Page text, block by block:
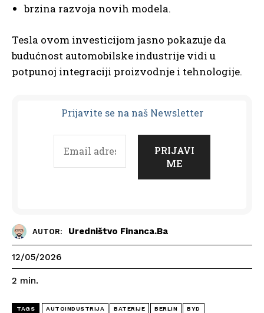
brzina razvoja novih modela.
Tesla ovom investicijom jasno pokazuje da
budućnost automobilske industrije vidi u
potpunoj integraciji proizvodnje i tehnologije.
Prijavite se na naš Newsletter
AUTOR: Uredništvo Financa.ba
12/05/2026
2 min.
TAGS AUTOINDUSTRIJA BATERIJE BERLIN BYD